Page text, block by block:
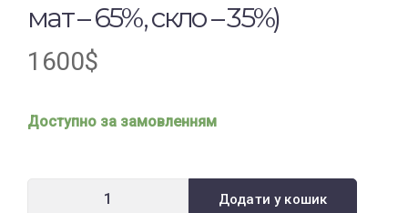
мат – 65%, скло – 35%)
1600$
Доступно за замовленням
Додати у кошик